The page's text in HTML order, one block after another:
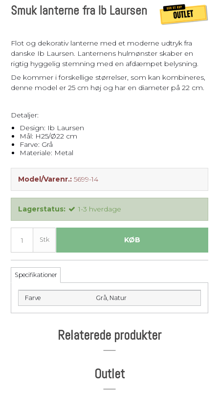
Smuk lanterne fra Ib Laursen
Flot og dekorativ lanterne med et moderne udtryk fra
danske Ib Laursen. Lanternens hulmønster skaber en
rigtig hyggelig stemning med en afdæmpet belysning.
De kommer i forskellige størrelser, som kan kombineres,
denne model er 25 cm høj og har en diameter på 22 cm.
Detaljer:
Design: Ib Laursen
Mål: H25/Ø22 cm
Farve: Grå
Materiale: Metal
Model/Varenr.: 5699-14
Lagerstatus: 1-3 hverdage
Stk KØB
Specifikationer
Farve Grå, Natur
Relaterede produkter
Outlet